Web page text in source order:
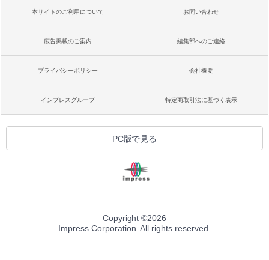
本サイトのご利用について お問い合わせ
広告掲載のご案内 編集部へのご連絡
プライバシーポリシー 会社概要
インプレスグループ 特定商取引法に基づく表示
PC版で見る
Copyright ©2026
Impress Corporation. All rights reserved.